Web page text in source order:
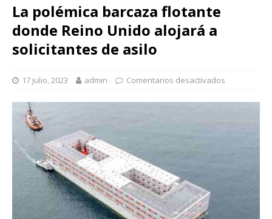
La polémica barcaza flotante
donde Reino Unido alojará a
solicitantes de asilo
17 julio, 2023 admin Comentarios desactivados